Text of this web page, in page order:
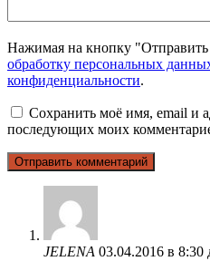
Нажимая на кнопку "Отправить
обработку персональных
конфиденциальности.
Сохранить моё имя, email и
последующих моих
JELENA 03.04.2016 в 8:30